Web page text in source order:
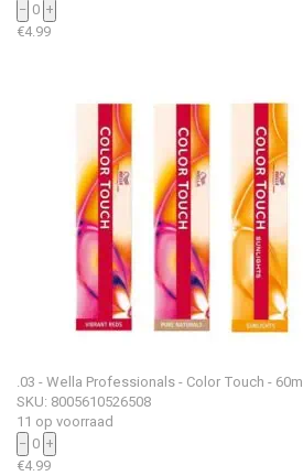
− 0 +
€4.99
.03 - Wella Professionals - Color Touch - 60ml
SKU: 8005610526508
11 op voorraad
− 0 +
€4.99